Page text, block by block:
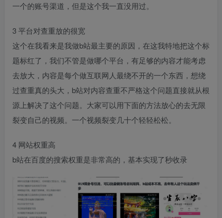
一个的账号渠道，但是这个我一直没用过。​
3 平台对查重放的很宽​
这个在我看来是我做b站最主要的原因，在这我特地把这个标
题标红了，我们不管是做哪个平台，有足够的内容才能考虑
去放大，内容是每个做互联网人最绕不开的一个东西，想绕
过查重真的头大，b站对内容查重不严格这个问题直接就从根
源上解决了这个问题。大家可以用下面的方法放心的去无限
裂变自己的视频。一个视频裂变几十个轻轻松松。​
4 网站权重高​
b站在百度的搜索权重是非常高的，基本实现了秒收录